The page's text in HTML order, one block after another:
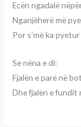
Ecën ngadalë
Nganjëherë më
Por s’më ka
Se nëna e di:
Fjalën e parë në
Dhe fjalën e fundit